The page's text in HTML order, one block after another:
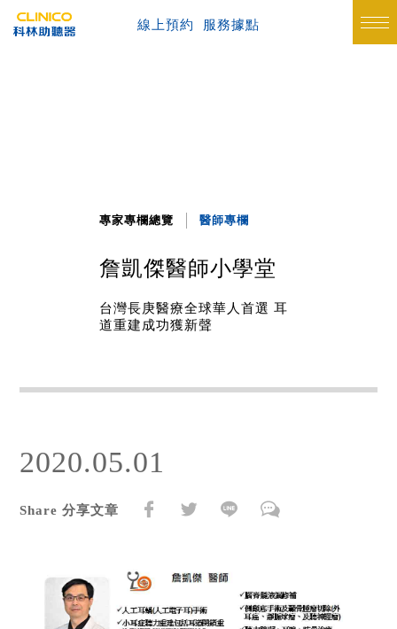
線上預約 服務據點
專家專欄總覽 醫師專欄
詹凱傑醫師小學堂
台灣長庚醫療全球華人首選 耳
道重建成功獲新聲
2020.05.01
Share 分享文章